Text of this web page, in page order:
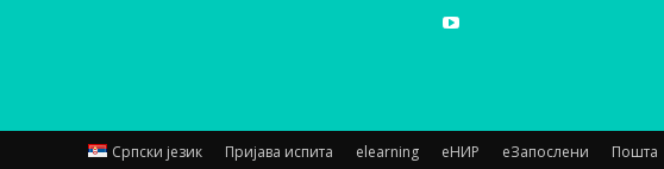
Српски језик Пријава испита elearning еНИР еЗапослени Пошта